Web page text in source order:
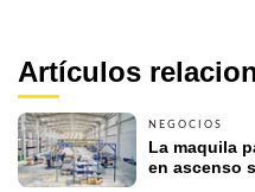
Artículos
NEGOCIOS
La maquila
en ascenso